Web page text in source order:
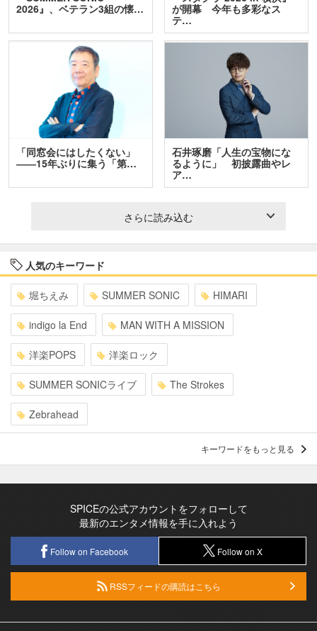
2026』、ベテラン3組の懐…
が開幕 今年も多彩なス
テ…
「同窓会にはしたくない」
――15年ぶりに集う「第…
石井琢磨「人生の宝物にな
るように」 初披露曲やレ
ア…
さらに読み込む
人気のキーワード
堀ちえみ SUMMER SONIC HIMARI
indigo la End MAN WITH A MISSION
洋楽POPS 洋楽ロック
SUMMER SONICライブ The Strokes
Zebrahead
キーワードをもっと見る
SPICEの公式アカウントをフォローして
最新のエンタメ情報を手に入れよう
Follow on Facebook Follow on X
RSSフィードの購読はこちら